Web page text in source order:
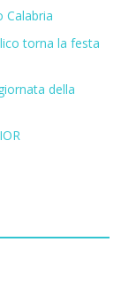
Calabria
torna la festa
della